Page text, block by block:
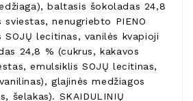
baltasis šokoladas 24,8
sviestas, nenugriebto PIENO
lecitinas, vanilės kvapioji
24,8 % (cukrus, kakavos
emulsiklis SOJŲ lecitinas,
glajinės medžiagos
šelakas). SKAIDULINIŲ